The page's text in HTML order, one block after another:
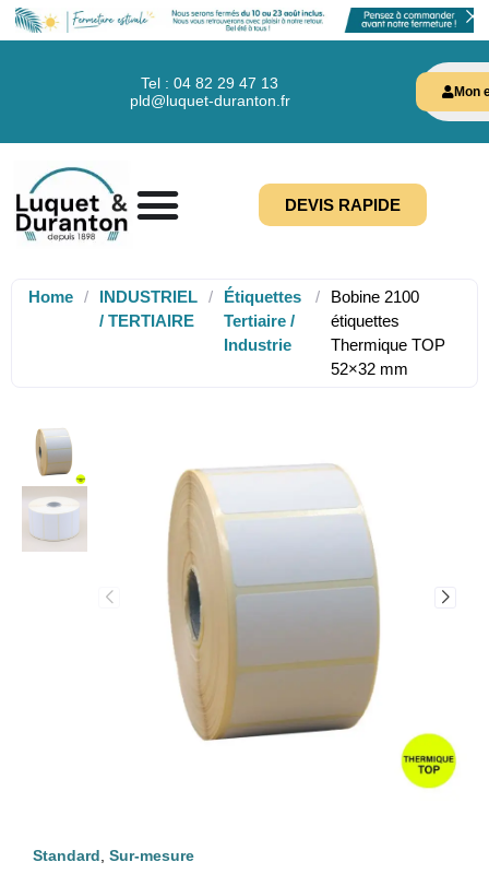
Tel : 04 82 29 47 13
pld@luquet-duranton.fr
Mon
DEVIS RAPIDE
Home /
INDUSTRIEL
/ TERTIAIRE
/
Étiquettes
Tertiaire /
Industrie
/
Bobine 2100
étiquettes
Thermique TOP
52×32 mm
Standard Sur-mesure